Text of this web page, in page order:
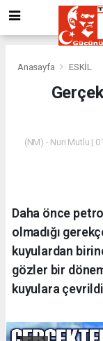
Anasayfa ESKİL
(NM) - Nuri Mutlu |
Daha önce
olmadığı
kuyulardan
gözler bir
kuyulara